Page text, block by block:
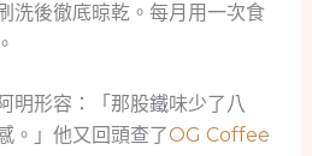
洗後徹底晾乾。每月用一次食
明形容：「那股鐵味少了八
。」他又回頭查了OG Coffee